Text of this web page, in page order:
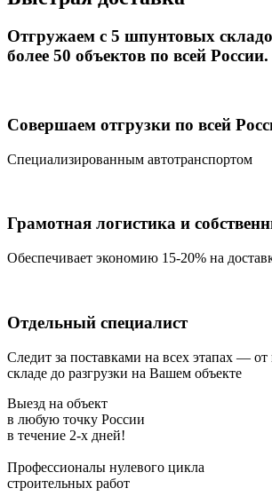
Отгружаем с 5 шпунтовых
более 50 объектов по всей России.
Совершаем отгрузки по всей
Специализированным автотранспортом
Грамотная логистика и
Обеспечивает экономию 15-20% на
Отдельный специалист
Следит за поставками на всех этапах —
складе до разгрузки на Вашем объекте
Выезд на объект
в любую точку России
в течение 2-х дней!
Профессионалы нулевого цикла
строительных работ